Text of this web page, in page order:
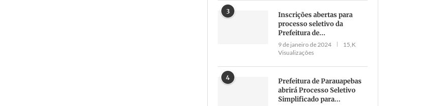
3
Inscrições abertas para
processo seletivo da
Prefeitura de...
9 de janeiro de 2024
15,K
Visualizações
4
Prefeitura de Parauapebas
abrirá Processo Seletivo
Simplificado para...